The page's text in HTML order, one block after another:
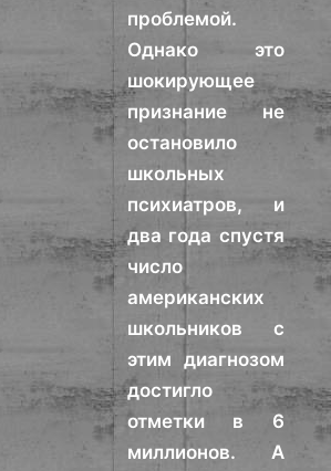
проблемой.
Однако это
шокирующее
признание не
остановило
школьных
психиатров, и
два года спустя
число
американских
школьников с
этим диагнозом
достигло
отметки в 6
миллионов. А